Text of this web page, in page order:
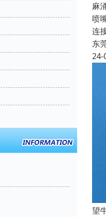
麻
喷
连
东
24-
望